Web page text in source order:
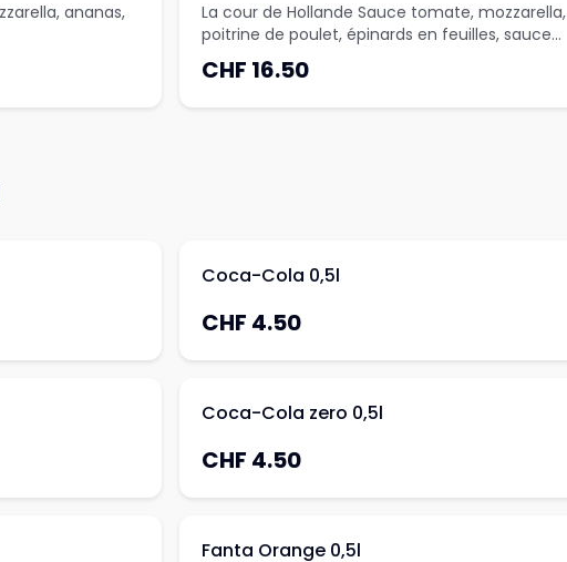
La cour de Hollande Sauce tomate, mozzarella,
poitrine de poulet, épinards en feuilles, sauce
hollandaise
CHF 16.50
Coca-Cola 0,5l
CHF 4.50
Coca-Cola zero 0,5l
CHF 4.50
Fanta Orange 0,5l